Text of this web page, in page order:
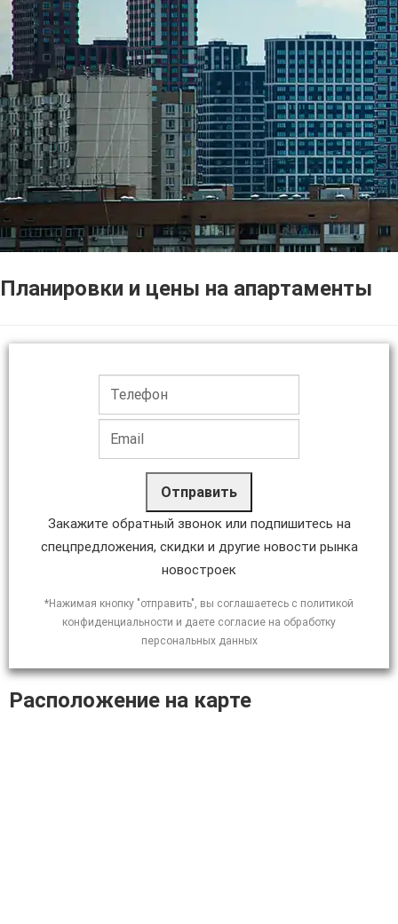
Планировки и цены на апартаменты
Отправить
Закажите обратный звонок или подпишитесь на
спецпредложения, скидки и другие новости рынка
новостроек
*Нажимая кнопку "отправить", вы соглашаетесь с политикой
конфиденциальности и даете согласие на обработку
персональных данных
Расположение на карте